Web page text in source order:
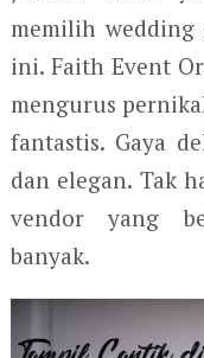
memilih wedding
ini. Faith Event
mengurus
fantastis. Gaya
dan elegan. Tak
vendor yang
banyak.